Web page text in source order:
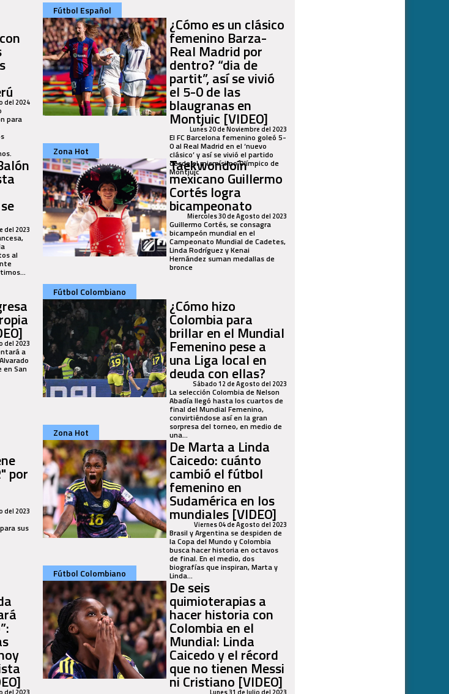
del 2024
para
Fútbol Español
¿Cómo es un clásico
femenino Barza-
Real Madrid por
dentro? “dia de
partit”, así se vivió
el 5-0 de las
blaugranas en
Montjuic [VIDEO]
Lunes 20 de Noviembre del 2023
El FC Barcelona femenino goleó 5-
0 al Real Madrid en el ‘nuevo
clásico’ y así se vivió el partido
desde el mismísimo Olímpico de
Montjuic
del 2023
al
Zona Hot
Taekwondoín
mexicano Guillermo
Cortés logra
bicampeonato
Miercoles 30 de Agosto del 2023
Guillermo Cortés, se consagra
bicampeón mundial en el
Campeonato Mundial de Cadetes,
Linda Rodríguez y Kenai
Hernández suman medallas de
bronce
del 2023
a
San
Fútbol Colombiano
¿Cómo hizo
Colombia para
brillar en el Mundial
Femenino pese a
una Liga local en
deuda con ellas?
Sábado 12 de Agosto del 2023
La selección Colombia de Nelson
Abadía llegó hasta los cuartos de
final del Mundial Femenino,
convirtiéndose así en la gran
sorpresa del torneo, en medio de
una...
por
del 2023
sus
Zona Hot
De Marta a Linda
Caicedo: cuánto
cambió el fútbol
femenino en
Sudamérica en los
mundiales [VIDEO]
Viernes 04 de Agosto del 2023
Brasil y Argentina se despiden de
la Copa del Mundo y Colombia
busca hacer historia en octavos
de final. En el medio, dos
biografías que inspiran, Marta y
Linda...
Fútbol Colombiano
De seis
quimioterapias a
hacer historia con
Colombia en el
Mundial: Linda
Caicedo y el récord
que no tienen Messi
ni Cristiano [VIDEO]